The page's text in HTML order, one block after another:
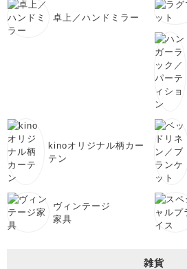
卓上／ハンドミラー
kinoオリジナル柄カー
テン
ヴィンテージ
家具
雑貨